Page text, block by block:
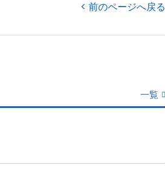
前のページへ戻る
一覧